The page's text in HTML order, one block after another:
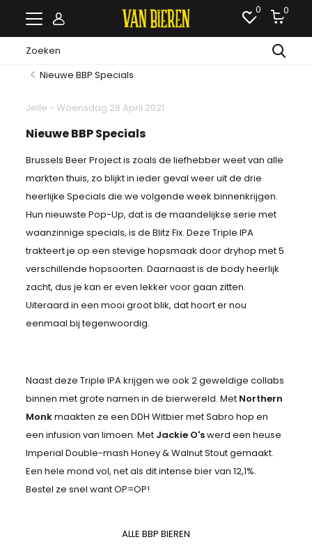
0 0
Nieuwe BBP Specials
Jelle - Woensdag 28 April 2021
Nieuwe BBP Specials
Brussels Beer Project is zoals de liefhebber weet van alle
markten thuis, zo blijkt in ieder geval weer uit de drie
heerlijke Specials die we volgende week binnenkrijgen.
Hun nieuwste Pop-Up, dat is de maandelijkse serie met
waanzinnige specials, is de Blitz Fix. Deze Triple IPA
trakteert je op een stevige hopsmaak door dryhop met 5
verschillende hopsoorten. Daarnaast is de body heerlijk
zacht, dus je kan er even lekker voor gaan zitten.
Uiteraard in een mooi groot blik, dat hoort er nou
eenmaal bij tegenwoordig.
Naast deze Triple IPA krijgen we ook 2 geweldige collabs
binnen met grote namen in de bierwereld. Met Northern
Monkmaakten ze een DDH Witbier met Sabro hop en
een infusion van limoen. Met Jackie O'swerd een heuse
Imperial Double-mash Honey & Walnut Stout gemaakt.
Een hele mond vol, net als dit intense bier van 12,1%.
Bestel ze snel want OP=OP!
ALLE BBP BIEREN